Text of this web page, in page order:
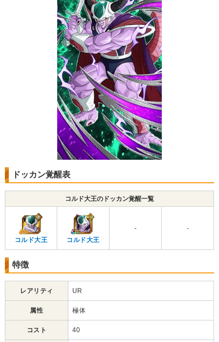
ドッカン覚醒表
コルド大王のドッカン覚醒一覧
コルド大王 コルド大王
- -
特徴
レアリティ UR
属性 極体
コスト 40